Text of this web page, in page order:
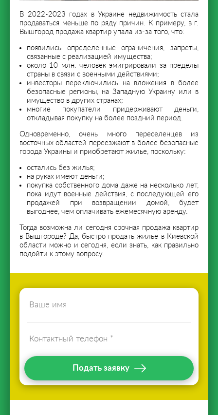
В 2022-2023 годах в Украине недвижимость стала
продаваться меньше по ряду причин. К примеру, в г.
Вышгород продажа квартир упала из-за того, что:
появились определенные ограничения, запреты,
связанные с реализацией имущества;
около 10 млн. человек эмигрировали за пределы
страны в связи с военными действиями;
инвесторы переключились на вложения в более
безопасные регионы, на Западную Украину или в
имущество в других странах;
многие покупатели придерживают деньги,
откладывая покупку на более поздний период.
Одновременно, очень много переселенцев из
восточных областей переезжают в более безопасные
города Украины и приобретают жилье, поскольку:
остались без жилья;
на руках имеют деньги;
покупка собственного дома даже на несколько лет,
пока идут военные действия, с последующей его
продажей при возвращении домой, будет
выгоднее, чем оплачивать ежемесячную аренду.
Тогда возможна ли сегодня срочная продажа квартир
в Вышгороде? Да, быстро продать жилье в Киевской
области можно и сегодня, если знать, как правильно
подойти к этому вопросу.
Подать заявку